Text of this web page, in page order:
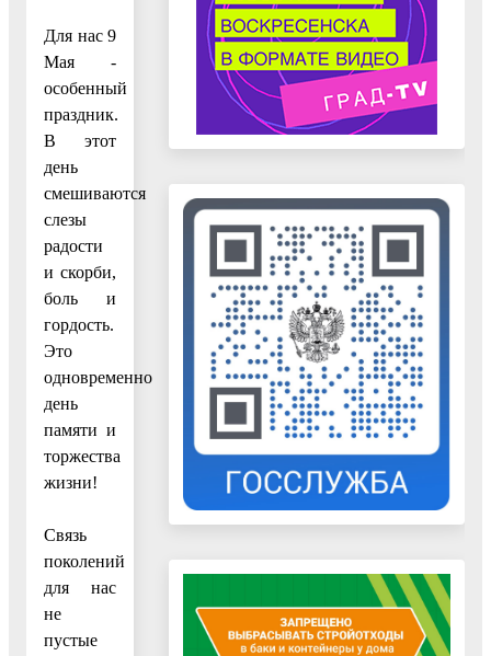
Для нас 9
Мая -
особенный
праздник.
В этот
день
смешиваются
слезы
радости
и скорби,
боль и
гордость.
Это
одновременно
день
памяти и
торжества
жизни!
Связь
поколений
для нас
не
пустые